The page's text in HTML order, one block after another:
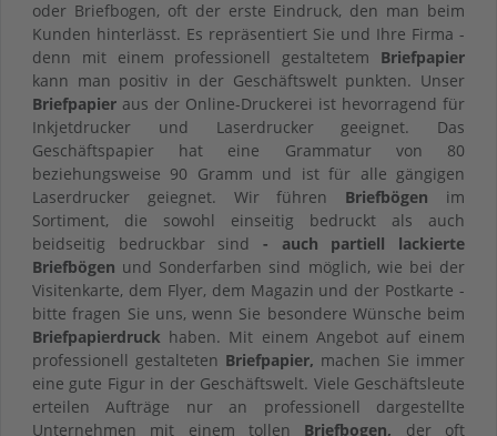
oder Briefbogen, oft der erste Eindruck, den man beim
Kunden hinterlässt. Es repräsentiert Sie und Ihre Firma -
denn mit einem professionell gestaltetem Briefpapier
kann man positiv in der Geschäftswelt punkten. Unser
Briefpapier aus der Online-Druckerei ist hevorragend für
Inkjetdrucker und Laserdrucker geeignet. Das
Geschäftspapier hat eine Grammatur von 80
beziehungsweise 90 Gramm und ist für alle gängigen
Laserdrucker geiegnet. Wir führen Briefbögen im
Sortiment, die sowohl einseitig bedruckt als auch
beidseitig bedruckbar sind - auch partiell lackierte
Briefbögen und Sonderfarben sind möglich, wie bei der
Visitenkarte, dem Flyer, dem Magazin und der Postkarte -
bitte fragen Sie uns, wenn Sie besondere Wünsche beim
Briefpapierdruck haben. Mit einem Angebot auf einem
professionell gestalteten Briefpapier, machen Sie immer
eine gute Figur in der Geschäftswelt. Viele Geschäftsleute
erteilen Aufträge nur an professionell dargestellte
Unternehmen mit einem tollen Briefbogen, der oft